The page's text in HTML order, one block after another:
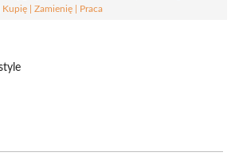
Kupię | Zamienię | Praca